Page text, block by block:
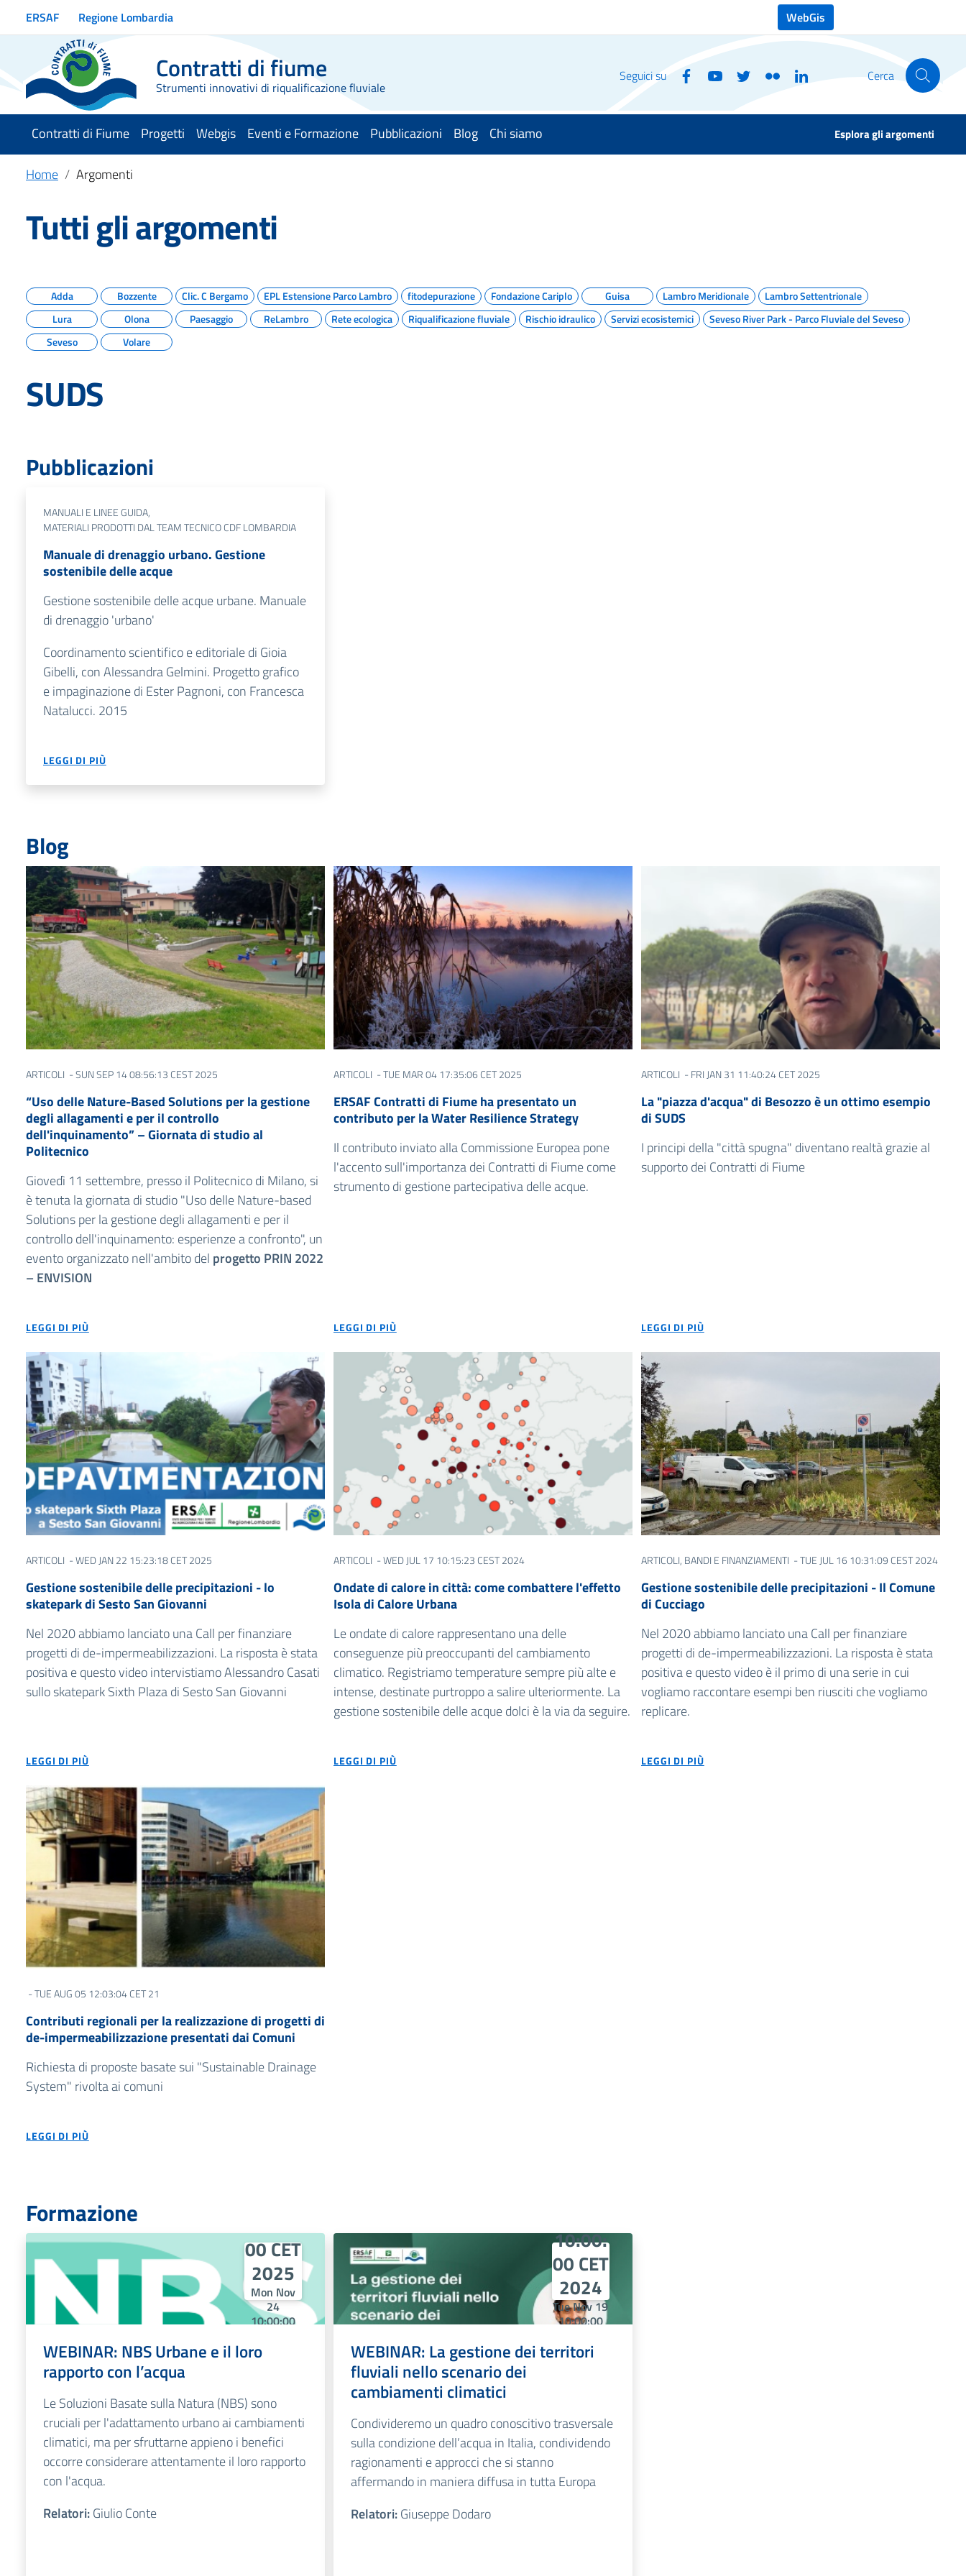
Vai ai contenuti
Vai al menu di navigazione
Vai al footer
ERSAF Regione Lombardia WebGis
Contratti di fiume
Strumenti innovativi di riqualificazione fluviale
Seguici su Cerca
Contratti di Fiume Progetti Webgis Eventi e Formazione Pubblicazioni Blog Chi siamo Esplora gli argomenti
Home Argomenti
Tutti gli argomenti
Adda Bozzente Clic. C Bergamo EPL Estensione Parco Lambro fitodepurazione Fondazione Cariplo Guisa Lambro Meridionale
Lambro Settentrionale
Lura
Olona Paesaggio ReLambro Rete ecologica Riqualificazione fluviale Rischio idraulico Servizi ecosistemici
Seveso River Park - Parco Fluviale del Seveso
Seveso
Volare
SUDS
Pubblicazioni
MANUALI E LINEE GUIDA
MATERIALI PRODOTTI DAL TEAM TECNICO CDF LOMBARDIA
Manuale di drenaggio urbano. Gestione
sostenibile delle acque
Gestione sostenibile delle acque urbane. Manuale
di drenaggio 'urbano'
Coordinamento scientifico e editoriale di Gioia
Gibelli, con Alessandra Gelmini. Progetto grafico
e impaginazione di Ester Pagnoni, con Francesca
Natalucci. 2015
LEGGI DI PIÙ
Blog
ARTICOLI - SUN SEP 14 08:56:13 CEST 2025
“Uso delle Nature-Based Solutions per la gestione
degli allagamenti e per il controllo
dell'inquinamento” – Giornata di studio al
Politecnico
Giovedì 11 settembre, presso il Politecnico di Milano, si
è tenuta la giornata di studio "Uso delle Nature-based
Solutions per la gestione degli allagamenti e per il
controllo dell'inquinamento: esperienze a confronto", un
evento organizzato nell'ambito del progetto PRIN 2022
– ENVISION
LEGGI DI PIÙ
ARTICOLI - TUE MAR 04 17:35:06 CET 2025
ERSAF Contratti di Fiume ha presentato un
contributo per la Water Resilience Strategy
Il contributo inviato alla Commissione Europea pone
l'accento sull'importanza dei Contratti di Fiume come
strumento di gestione partecipativa delle acque.
LEGGI DI PIÙ
ARTICOLI - FRI JAN 31 11:40:24 CET 2025
La "piazza d'acqua" di Besozzo è un ottimo esempio
di SUDS
I principi della "città spugna" diventano realtà grazie al
supporto dei Contratti di Fiume
LEGGI DI PIÙ
ARTICOLI - WED JAN 22 15:23:18 CET 2025
Gestione sostenibile delle precipitazioni - lo
skatepark di Sesto San Giovanni
Nel 2020 abbiamo lanciato una Call per finanziare
progetti di de-impermeabilizzazioni. La risposta è stata
positiva e questo video intervistiamo Alessandro Casati
sullo skatepark Sixth Plaza di Sesto San Giovanni
LEGGI DI PIÙ
ARTICOLI - WED JUL 17 10:15:23 CEST 2024
Ondate di calore in città: come combattere l'effetto
Isola di Calore Urbana
Le ondate di calore rappresentano una delle
conseguenze più preoccupanti del cambiamento
climatico. Registriamo temperature sempre più alte e
intense, destinate purtroppo a salire ulteriormente. La
gestione sostenibile delle acque dolci è la via da seguire.
LEGGI DI PIÙ
ARTICOLI BANDI E FINANZIAMENTI - TUE JUL 16 10:31:09 CEST 2024
Gestione sostenibile delle precipitazioni - Il Comune
di Cucciago
Nel 2020 abbiamo lanciato una Call per finanziare
progetti di de-impermeabilizzazioni. La risposta è stata
positiva e questo video è il primo di una serie in cui
vogliamo raccontare esempi ben riusciti che vogliamo
replicare.
LEGGI DI PIÙ
- TUE AUG 05 12:03:04 CET 21
Contributi regionali per la realizzazione di progetti di
de-impermeabilizzazione presentati dai Comuni
Richiesta di proposte basate sui "Sustainable Drainage
System" rivolta ai comuni
LEGGI DI PIÙ
Formazione
00 CET
2025
Mon Nov
24
10:00:00
Mon Nov
WEBINAR: NBS Urbane e il loro
rapporto con l’acqua
Le Soluzioni Basate sulla Natura (NBS) sono
cruciali per l'adattamento urbano ai cambiamenti
climatici, ma per sfruttarne appieno i benefici
occorreconsiderareattentamente il loro rapporto
con l'acqua.
Relatori:Giulio Conte
10:00:
00 CET
2024
Tue Nov 19
10:00:00
Tue Nov 19
10:00:00
WEBINAR: La gestione dei territori
fluviali nello scenario dei
cambiamenti climatici
Condivideremo un quadro conoscitivo trasversale
sulla condizione dell’acqua in Italia, condividendo
ragionamenti e approcci che si stanno
affermando in maniera diffusa in tutta Europa
Relatori:Giuseppe Dodaro